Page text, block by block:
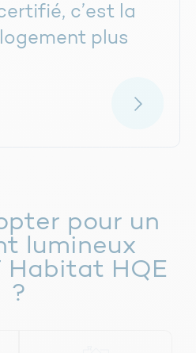
c’est la
plus
pour un
lumineux
Habitat HQE
?